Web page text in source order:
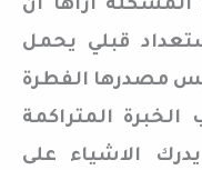
المشكلة اراها أن
قبلي يحمل
مصدرها الفطرة
المتراكمة
الاشياء على